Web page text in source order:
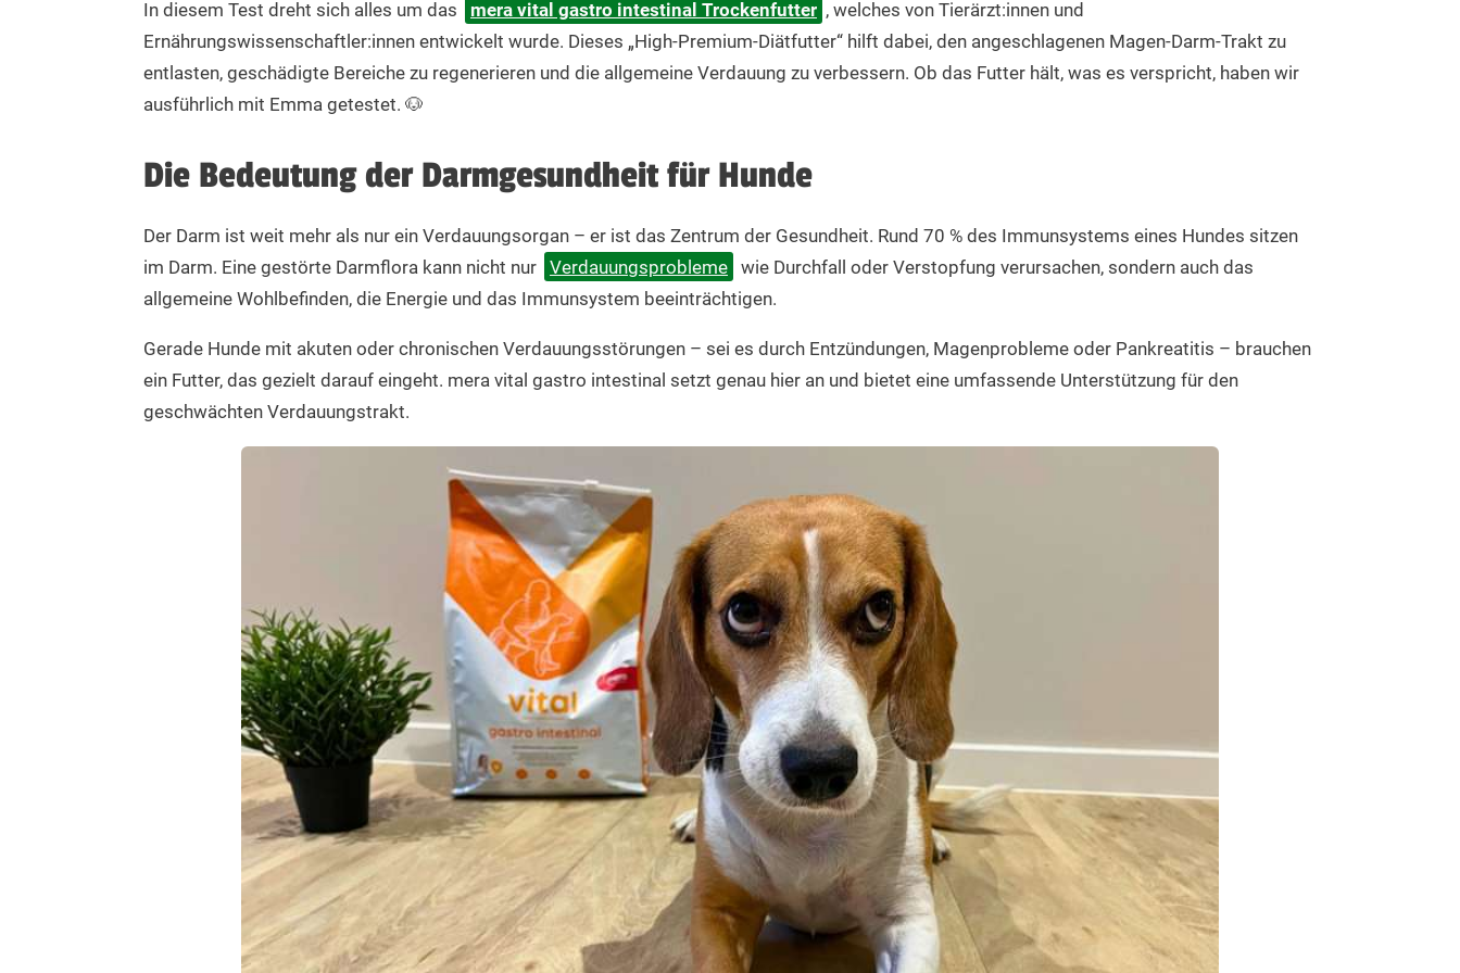
Wirkstoffe zerstört werden. Das Futter dann auf 35° Celsius abkühlen, bevor es verfüttert wird.
Energiegehalt
Werten abweichen. Da dein Hund bei Durchfall oder anhaltendem Erbrechen viel Flüssigkeit verliert, achte bitte deshalb besonders darauf, dass deinem Hund immer
ausreichend Trinkwasser zur Verfügung steht. Um die Verdauung zu entlasten und die Heilung zu fördern, ist es ratsam, die Tagesfütterungsmenge auf mehrere kleinen
Lagerung
Bitte alle mera Produkte kühl und trocken lagern, damit die Qualität der Produkte über den gesamten Haltbarkeitszeitraum gewährleistet ist.
In diesem Test dreht sich alles um das mera vital gastro intestinal Trockenfutter , welches von Tierärzt:innen und
Ernährungswissenschaftler:innen entwickelt wurde. Dieses „High-Premium-Diätfutter“ hilft dabei, den angeschlagenen Magen-Darm-Trakt zu
entlasten, geschädigte Bereiche zu regenerieren und die allgemeine Verdauung zu verbessern. Ob das Futter hält, was es verspricht, haben wir
ausführlich mit Emma getestet. 🐶
Die Bedeutung der Darmgesundheit für Hunde
Der Darm ist weit mehr als nur ein Verdauungsorgan – er ist das Zentrum der Gesundheit. Rund 70 % des Immunsystems eines Hundes sitzen
im Darm. Eine gestörte Darmflora kann nicht nur Verdauungsprobleme wie Durchfall oder Verstopfung verursachen, sondern auch das
allgemeine Wohlbefinden, die Energie und das Immunsystem beeinträchtigen.
Gerade Hunde mit akuten oder chronischen Verdauungsstörungen – sei es durch Entzündungen, Magenprobleme oder Pankreatitis – brauchen
ein Futter, das gezielt darauf eingeht. mera vital gastro intestinal setzt genau hier an und bietet eine umfassende Unterstützung für den
geschwächten Verdauungstrakt.